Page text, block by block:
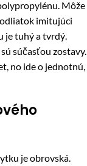
Môže
imitujúci
je tuhý a tvrdý.
súčasťou zostavy.
no ide o jednotnú,
je obrovská.